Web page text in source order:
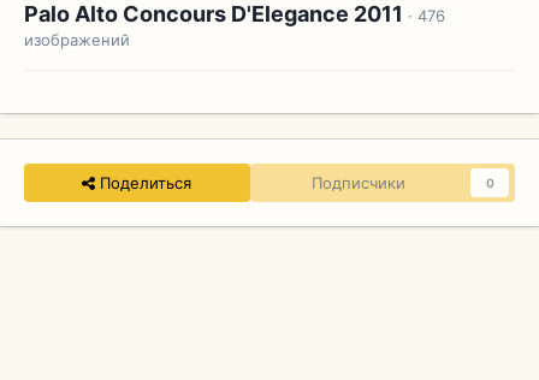
Palo Alto Concours D'Elegance 2011 · 476
изображений
Поделиться Подписчики 0